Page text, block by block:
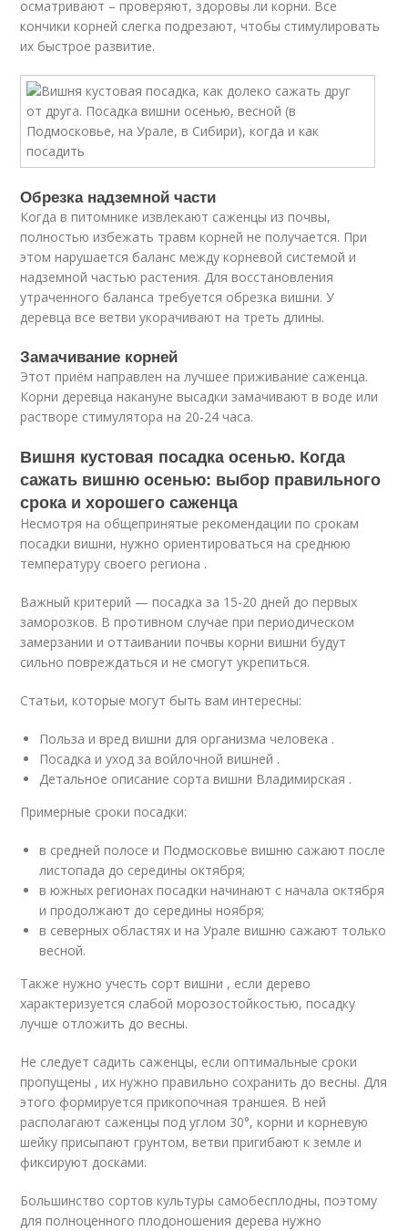
осматривают – проверяют, здоровы ли корни. Все
кончики корней слегка подрезают, чтобы стимулировать
их быстрое развитие.
Обрезка надземной части
Когда в питомнике извлекают саженцы из почвы,
полностью избежать травм корней не получается. При
этом нарушается баланс между корневой системой и
надземной частью растения. Для восстановления
утраченного баланса требуется обрезка вишни. У
деревца все ветви укорачивают на треть длины.
Замачивание корней
Этот приём направлен на лучшее приживание саженца.
Корни деревца накануне высадки замачивают в воде или
растворе стимулятора на 20-24 часа.
Вишня кустовая посадка осенью. Когда
сажать вишню осенью: выбор правильного
срока и хорошего саженца
Несмотря на общепринятые рекомендации по срокам
посадки вишни, нужно ориентироваться на среднюю
температуру своего региона .
Важный критерий — посадка за 15-20 дней до первых
заморозков. В противном случае при периодическом
замерзании и оттаивании почвы корни вишни будут
сильно повреждаться и не смогут укрепиться.
Статьи, которые могут быть вам интересны:
Польза и вред вишни для организма человека .
Посадка и уход за войлочной вишней .
Детальное описание сорта вишни Владимирская .
Примерные сроки посадки:
в средней полосе и Подмосковье вишню сажают после
листопада до середины октября;
в южных регионах посадки начинают с начала октября
и продолжают до середины ноября;
в северных областях и на Урале вишню сажают только
весной.
Также нужно учесть сорт вишни , если дерево
характеризуется слабой морозостойкостью, посадку
лучше отложить до весны.
Не следует садить саженцы, если оптимальные сроки
пропущены , их нужно правильно сохранить до весны. Для
этого формируется прикопочная траншея. В ней
располагают саженцы под углом 30°, корни и корневую
шейку присыпают грунтом, ветви пригибают к земле и
фиксируют досками.
Большинство сортов культуры самобесплодны, поэтому
для полноценного плодоношения дерева нужно